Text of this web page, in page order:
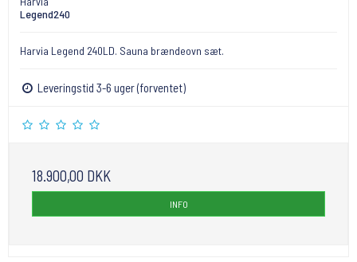
Legend240
Harvia Legend 240LD. Sauna brændeovn sæt.
Leveringstid 3-6 uger (forventet)
18.900,00 DKK
INFO